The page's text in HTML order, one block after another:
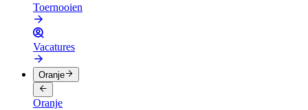
Toernooien
Vacatures
Oranje
Oranje